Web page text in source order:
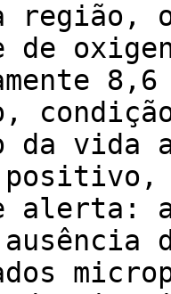
região,
de
da vida
alerta: a